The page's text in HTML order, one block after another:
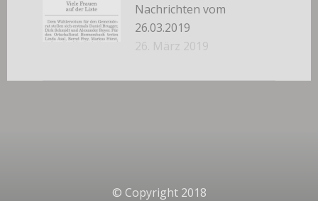
Nachrichten vom
26.03.2019
26. März 2019
© Copyright 2018